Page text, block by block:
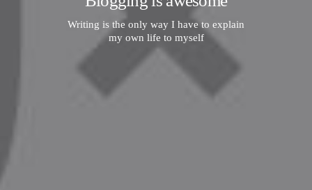
Writing is the only way I have to explain
my own life to myself